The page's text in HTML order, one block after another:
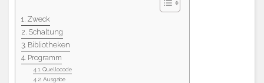
Zweck
Schaltung
Bibliotheken
Programm
Quellocode
Ausgabe